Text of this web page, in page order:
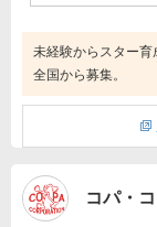
未経験からスター育
全国から募集。
コパ・